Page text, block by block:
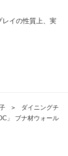
イの性質上、実
＞
ダイニングチ
」 ブナ材ウォール